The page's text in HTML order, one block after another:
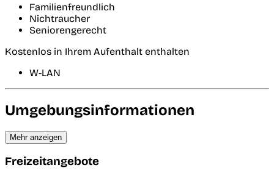
Familienfreundlich
Nichtraucher
Seniorengerecht
Kostenlos in Ihrem Aufenthalt enthalten
W-LAN
Umgebungsinformationen
Mehr anzeigen
Freizeitangebote